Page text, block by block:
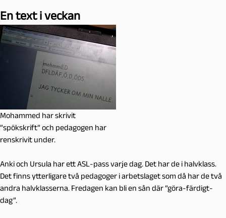
En text i veckan
Mohammed har skrivit
”spökskrift” och pedagogen har
renskrivit under.
Anki och Ursula har ett ASL-pass varje dag. Det har de i halvklass.
Det finns ytterligare två pedagoger i arbetslaget som då har de två
andra halvklasserna. Fredagen kan bli en sån där ”göra-färdigt-
dag”.